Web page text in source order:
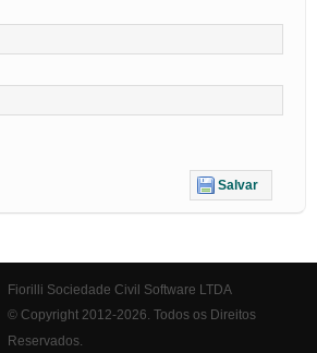
Salvar
Fiorilli Sociedade Civil Software LTDA
© Copyright 2012-2026. Todos os Direitos
Reservados.